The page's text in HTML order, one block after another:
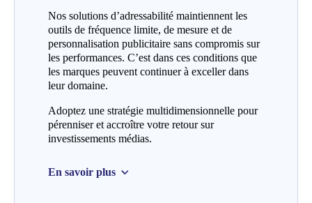
Nos solutions d’adressabilité maintiennent les
outils de fréquence limite, de mesure et de
personnalisation publicitaire sans compromis sur
les performances. C’est dans ces conditions que
les marques peuvent continuer à exceller dans
leur domaine.
Adoptez une stratégie multidimensionnelle pour
pérenniser et accroître votre retour sur
investissements médias.
En savoir plus